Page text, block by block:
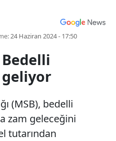
24 Haziran 2024 - 17:50
(MSB), bedelli
zam geleceğini
tutarından